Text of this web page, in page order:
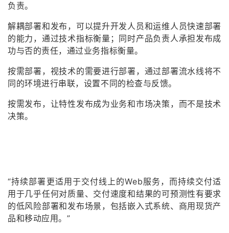
负责。
解耦部署和发布，可以提升开发人员和运维人员快速部署
的能力，通过技术指标衡量；同时产品负责人承担发布成
功与否的责任，通过业务指标衡量。
按需部署，视技术的需要进行部署，通过部署流水线将不
同的环境进行串联，设置不同的检查与反馈。
按需发布，让特性发布成为业务和市场决策，而不是技术
决策。
“持续部署更适用于交付线上的Web服务，而持续交付适
用于几乎任何对质量、交付速度和结果的可预测性有要求
的低风险部署和发布场景，包括嵌入式系统、商用现货产
品和移动应用。”